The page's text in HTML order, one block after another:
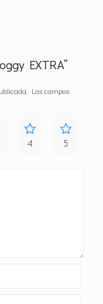
EXTRA”
Los campos
4 5